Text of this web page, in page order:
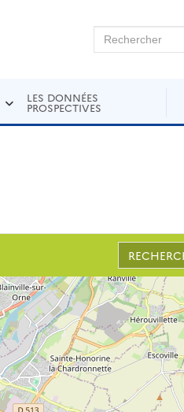
Rechercher sur
LES DONNÉES
PROSPECTIVES